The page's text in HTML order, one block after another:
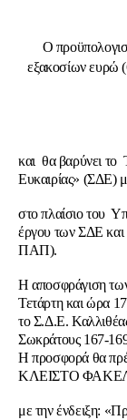
Ο
εξακοσίων
και θα βαρύνει
Ευκαιρίας» (ΣΔΕ)
στο πλαίσιο του
έργου των ΣΔΕ και
ΠΑΠ).
Η αποσφράγιση
Τετάρτη και ώρα
το Σ.Δ.Ε.
Σωκράτους 167-
Η προσφορά θα
ΚΛΕΙΣΤΟ
με την ένδειξη: